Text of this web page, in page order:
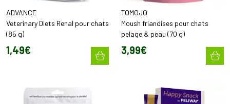
ADVANCE
Veterinary Diets Renal pour chats
(85 g)
1,49€
TOMOJO
Moush friandises pour chats
pelage & peau (70 g)
3,99€